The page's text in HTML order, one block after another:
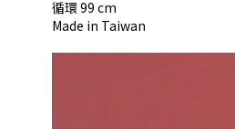
循環 99 cm
Made in Taiwan